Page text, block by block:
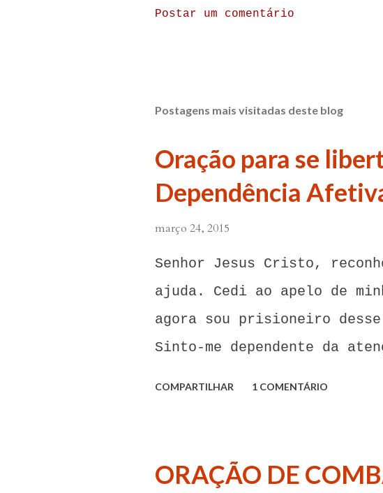
Postar um comentário
Postagens mais visitadas deste blog
Oração para se
Dependência
março 24, 2015
Senhor Jesus Cristo,
ajuda. Cedi ao apelo de
agora sou prisioneiro
Sinto-me dependente da
pensamentos e sentimentos
invadem. Não consigo me
COMPARTILHAR 1 COMENTÁRIO
ORAÇÃO DE